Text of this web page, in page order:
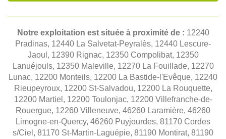
Notre exploitation est située à proximité de : 12240
Pradinas, 12440 La Salvetat-Peyralès, 12440 Lescure-
Jaoul, 12390 Rignac, 12350 Compolibat, 12350
Lanuéjouls, 12350 Maleville, 12270 La Fouillade, 12270
Lunac, 12200 Monteils, 12200 La Bastide-l'Evêque, 12240
Rieupeyroux, 12200 St-Salvadou, 12200 La Rouquette,
12200 Martiel, 12200 Toulonjac, 12200 Villefranche-de-
Rouergue, 12260 Villeneuve, 46260 Laramière, 46260
Limogne-en-Quercy, 46260 Puyjourdes, 81170 Cordes
s/Ciel, 81170 St-Martin-Laguépie, 81190 Montirat, 81190